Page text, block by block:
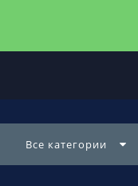
Все категории